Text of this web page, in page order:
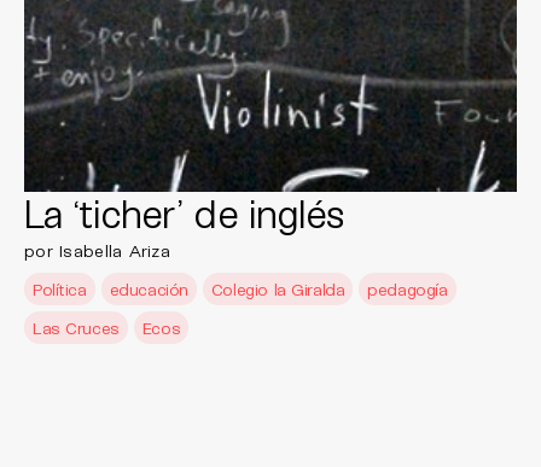
La ‘ticher’ de inglés
por Isabella Ariza
Política
educación Colegio la Giralda
pedagogía
Las Cruces
Ecos